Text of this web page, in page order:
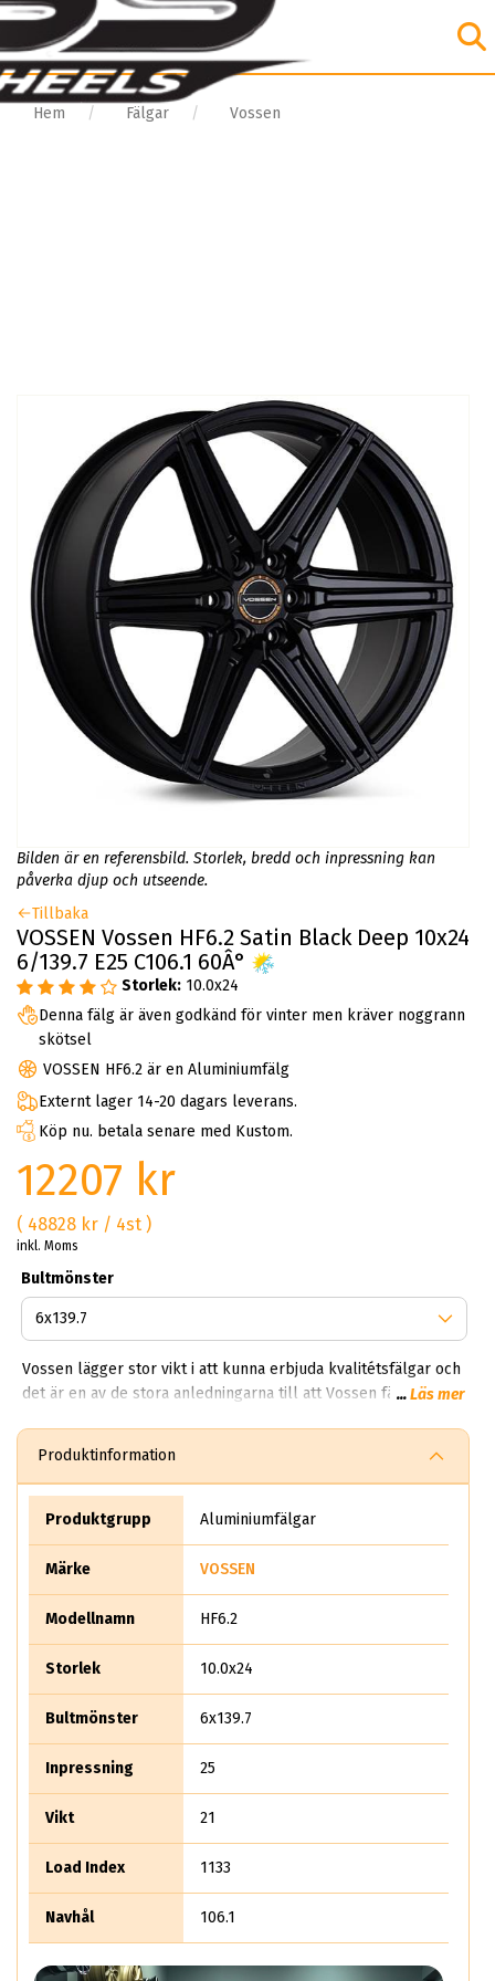
Hem Fälgar Vossen
Bilden är en referensbild. Storlek, bredd och inpressning kan
påverka djup och utseende.
Tillbaka
VOSSEN Vossen HF6.2 Satin Black Deep 10x24
6/139.7 E25 C106.1 60Â°
Storlek: 10.0x24
Denna fälg är även godkänd för vinter men kräver noggrann
skötsel
VOSSEN HF6.2 är en Aluminiumfälg
Externt lager 14-20 dagars leverans.
Köp nu. betala senare med Kustom.
12207 kr
( 48828 kr / 4st )
inkl. Moms
Bultmönster
Vossen lägger stor vikt i att kunna erbjuda kvalitétsfälgar och
det är en av de stora anledningarna till att Vossen fälgar idag
tiden har även Vossens namn kommit att representera mer än
just en produkt! Miljoner människor världen över identifierar
sig idag med Vossen – oavsett om det gäller fälgar, tävlingar
varumärket vossen. Gillar du perfektion? Köp vossen fälgar –
...Läs mer
Produktinformation
Produktgrupp Aluminiumfälgar
Märke VOSSEN
Modellnamn HF6.2
Storlek 10.0x24
Bultmönster 6x139.7
Inpressning 25
Vikt 21
Load Index 1133
Navhål 106.1